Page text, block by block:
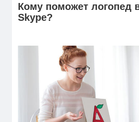
Кому поможет логопед
Skype?